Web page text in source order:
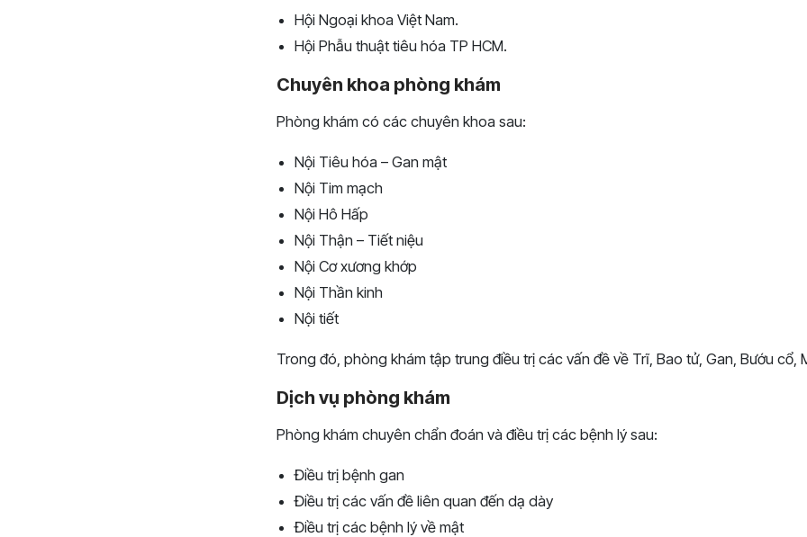
Hội Ngoại khoa Việt Nam.
Hội Phẫu thuật tiêu hóa TP HCM.
Chuyên khoa phòng khám
Phòng khám có các chuyên khoa sau:
Nội Tiêu hóa – Gan mật
Nội Tim mạch
Nội Hô Hấp
Nội Thận – Tiết niệu
Nội Cơ xương khớp
Nội Thần kinh
Nội tiết
Trong đó, phòng khám tập trung điều trị các vấn đề về Trĩ, Bao tử, Gan, Bướu cổ,
Dịch vụ phòng khám
Phòng khám chuyên chẩn đoán và điều trị các bệnh lý sau:
Điều trị bệnh gan
Điều trị các vấn đề liên quan đến dạ dày
Điều trị các bệnh lý về mật